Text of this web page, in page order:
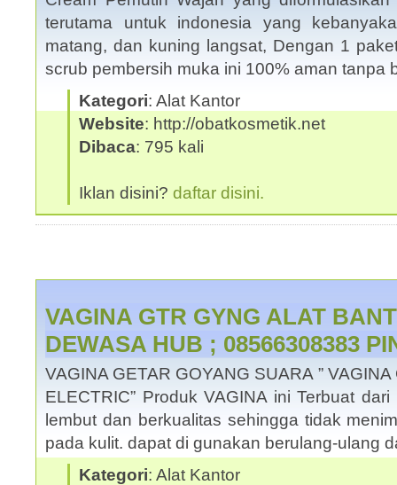
terutama untuk indonesia yang
matang, dan kuning langsat, Dengan 1
scrub pembersih muka ini 100% aman
Kategori: Alat Kantor
Website: http://obatkosmetik.net
Dibaca: 795 kali
Iklan disini? daftar disini.
VAGINA GTR GYNG ALAT
DEWASA HUB ; 08566308383
VAGINA GETAR GOYANG SUARA ”
ELECTRIC” Produk VAGINA ini Terbuat
lembut dan berkualitas sehingga tidak
pada kulit. dapat di gunakan berulang-ulang
Kategori: Alat Kantor